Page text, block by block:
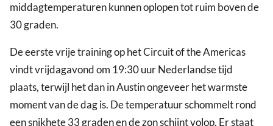
middagtemperaturen kunnen oplopen tot ruim boven de
30 graden.
De eerste vrije training op het Circuit of the Americas
vindt vrijdagavond om 19:30 uur Nederlandse tijd
plaats, terwijl het dan in Austin ongeveer het warmste
moment van de dag is. De temperatuur schommelt rond
een snikhete 33 graden en de zon schijnt volop. Er staat